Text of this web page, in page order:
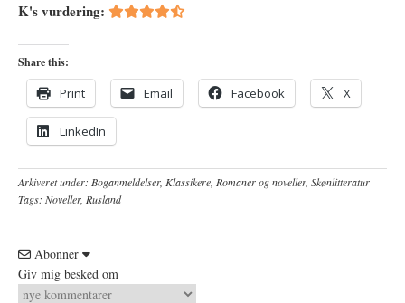
K's vurdering:
Share this:
Print Email Facebook X
LinkedIn
Arkiveret under: Boganmeldelser, Klassikere Romaner og noveller, Skønlitteratur
Tags: Noveller, Rusland
Abonner
Giv mig besked om